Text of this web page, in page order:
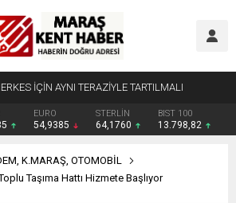
EURO
54,9385
STERLİN
64,1760
BIST 100
13.798,82
, K.MARAŞ, OTOMOBİL
Taşıma Hattı Hizmete Başlıyor